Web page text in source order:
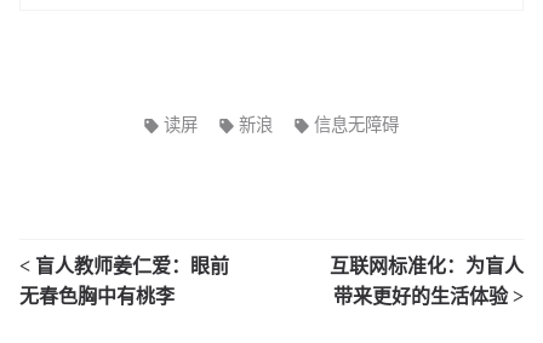
读屏 新浪 信息无障碍
< 盲人教师姜仁爱：眼前
无春色胸中有桃李
互联网标准化：为盲人
带来更好的生活体验 >